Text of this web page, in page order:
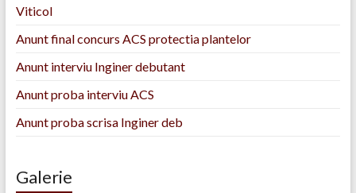
Viticol
Anunt final concurs ACS protectia plantelor
Anunt interviu Inginer debutant
Anunt proba interviu ACS
Anunt proba scrisa Inginer deb
Galerie